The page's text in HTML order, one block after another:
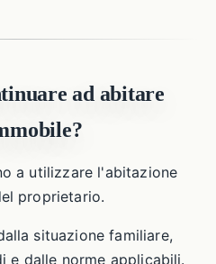
ad abitare
a utilizzare l'abitazione
proprietario.
situazione familiare,
e dalle norme applicabili.